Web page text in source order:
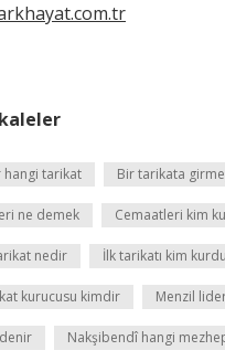
hangi tarikat Bir tarikata
ne demek Cemaatleri kim
nedir İlk tarikatı kim kurdu
kurucusu kimdir Menzil
Nakşibendî hangi